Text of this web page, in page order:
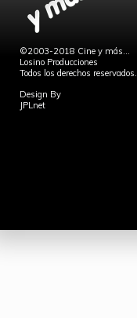
©2003-2018 Cine y más...
Losino Producciones
Todos los derechos reservados.
Design By
JPLnet